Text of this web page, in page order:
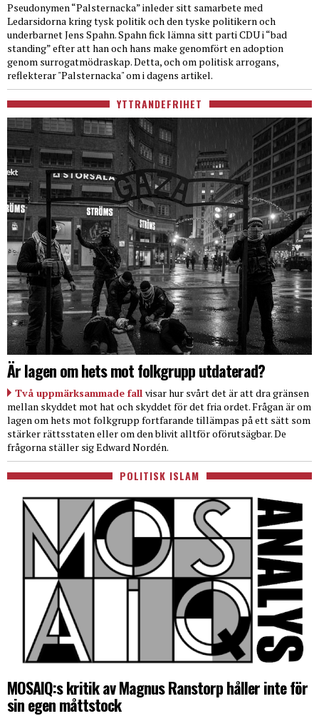
Pseudonymen “Palsternacka” inleder sitt samarbete med
Ledarsidorna kring tysk politik och den tyske politikern och
underbarnet Jens Spahn. Spahn fick lämna sitt parti CDU i “bad
standing” efter att han och hans make genomfört en adoption
genom surrogatmödraskap. Detta, och om politisk arrogans,
reflekterar "Palsternacka" om i dagens artikel.
YTTRANDEFRIHET
Är lagen om hets mot folkgrupp utdaterad?
Två uppmärksammade fall visar hur svårt det är att dra gränsen
mellan skyddet mot hat och skyddet för det fria ordet. Frågan är om
lagen om hets mot folkgrupp fortfarande tillämpas på ett sätt som
stärker rättsstaten eller om den blivit alltför oförutsägbar. De
frågorna ställer sig Edward Nordén.
POLITISK ISLAM
MOSAIQ:s kritik av Magnus Ranstorp håller inte för
sin egen måttstock